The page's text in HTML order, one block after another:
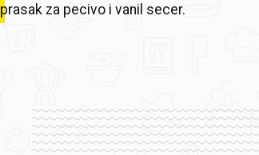
prasak za pecivo i vanil secer.